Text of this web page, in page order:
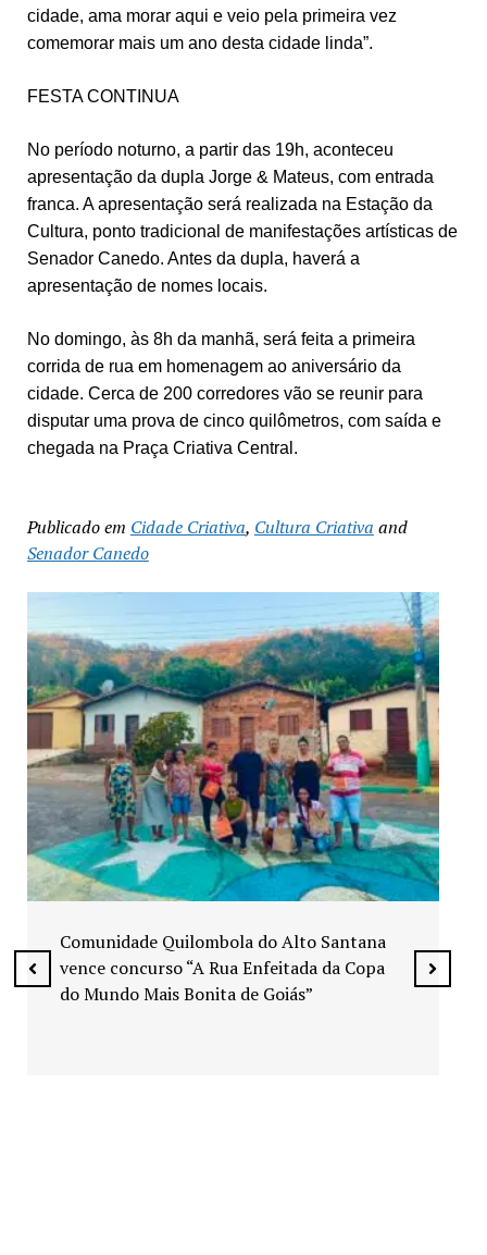
cidade, ama morar aqui e veio pela primeira vez
comemorar mais um ano desta cidade linda”.
FESTA CONTINUA
No período noturno, a partir das 19h, aconteceu
apresentação da dupla Jorge & Mateus, com entrada
franca. A apresentação será realizada na Estação da
Cultura, ponto tradicional de manifestações artísticas de
Senador Canedo. Antes da dupla, haverá a
apresentação de nomes locais.
No domingo, às 8h da manhã, será feita a primeira
corrida de rua em homenagem ao aniversário da
cidade. Cerca de 200 corredores vão se reunir para
disputar uma prova de cinco quilômetros, com saída e
chegada na Praça Criativa Central.
Publicado em Cidade Criativa, Cultura Criativa and
Senador Canedo
Exposição “Arte em Cores” leva pinturas a
espaços públicos de Senador Canedo